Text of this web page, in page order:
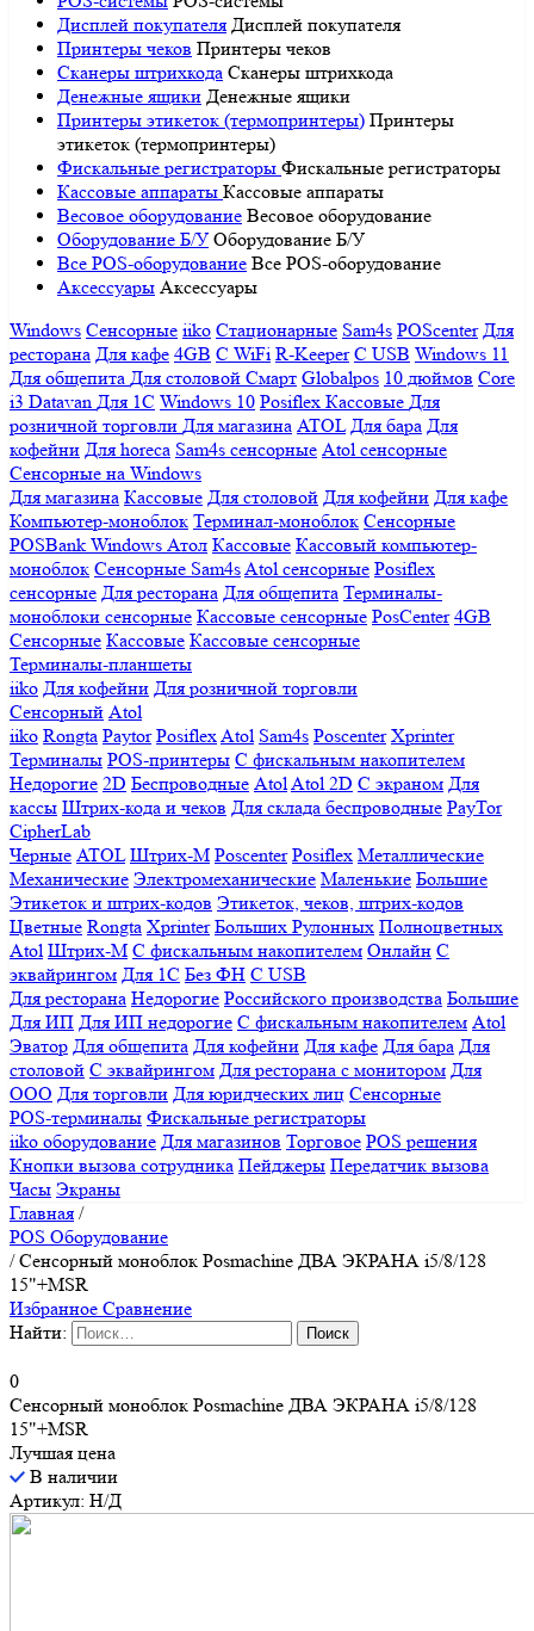
Дисплей покупателя Дисплей покупателя
Принтеры чеков Принтеры чеков
Сканеры штрихкода Сканеры штрихкода
Денежные ящики Денежные ящики
Принтеры этикеток (термопринтеры) Принтеры
этикеток (термопринтеры)
Фискальные регистраторы Фискальные регистраторы
Кассовые аппараты Кассовые аппараты
Весовое оборудование Весовое оборудование
Оборудование Б/У Оборудование Б/У
Все POS-оборудование Все POS-оборудование
Аксессуары Аксессуары
Windows Сенсорные iiko Стационарные Sam4s POScenter Для
ресторана Для кафе 4GB С WiFi R-Keeper С USB Windows 11
Для общепита Для столовой Смарт Globalpos 10 дюймов Core
i3 Datavan Для 1С Windows 10 Posiflex Кассовые Для
розничной торговли Для магазина ATOL Для бара Для
кофейни Для horeca Sam4s сенсорные Atol сенсорные
Сенсорные на Windows
Для магазина Кассовые Для столовой Для кофейни Для кафе
Компьютер-моноблок Терминал-моноблок Сенсорные
POSBank Windows Атол Кассовые Кассовый компьютер-
моноблок Сенсорные Sam4sAtol сенсорные Posiflex
сенсорные Для ресторана Для общепита Терминалы-
моноблоки сенсорные Кассовые сенсорные PosCenter 4GB
Сенсорные Кассовые Кассовые сенсорные
Терминалы-планшеты
iiko Для кофейни Для розничной торговли
Сенсорный Atol
iiko Rongta Paytor PosiflexAtol Sam4s Poscenter Xprinter
Терминалы POS-принтеры С фискальным накопителем
Недорогие 2D Беспроводные AtolAtol 2D С экраном Для
кассы Штрих-кода и чеков Для склада беспроводные PayTor
CipherLab
Черные ATOL Штрих-М Poscenter Posiflex Металлические
Механические Электромеханические Маленькие Большие
Этикеток и штрих-кодов Этикеток, чеков, штрих-кодов
Цветные Rongta Xprinter Больших Рулонных Полноцветных
Atol Штрих-М С фискальным накопителем Онлайн С
эквайрингом Для 1С Без ФН С USB
Для ресторана Недорогие Российского производства Большие
Для ИП Для ИП недорогие С фискальным накопителем Atol
Эватор Для общепита Для кофейни Для кафе Для бара Для
столовой С эквайрингом Для ресторана с монитором Для
ООО Для торговли Для юридческих лиц Сенсорные
POS-терминалы Фискальные регистраторы
iiko оборудование Для магазинов Торговое POS решения
Кнопки вызова сотрудника Пейджеры Передатчик вызова
Часы Экраны
Главная /
POS Оборудование
/Сенсорный моноблок Posmachine ДВА ЭКРАНА i5/8/128
15"+MSR
Избранное Сравнение
Найти:
0
Сенсорный моноблок Posmachine ДВА ЭКРАНА i5/8/128
15"+MSR
Лучшая цена
В наличии
Артикул: Н/Д